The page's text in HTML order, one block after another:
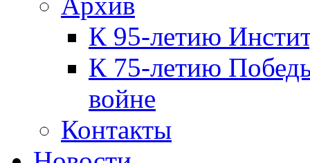
К 95-летию
К 75-летию
войне
Контакты